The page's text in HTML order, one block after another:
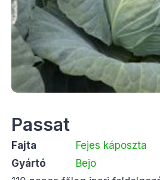
Passat
Fajta
Fejes káposzta
Gyártó
Bejo